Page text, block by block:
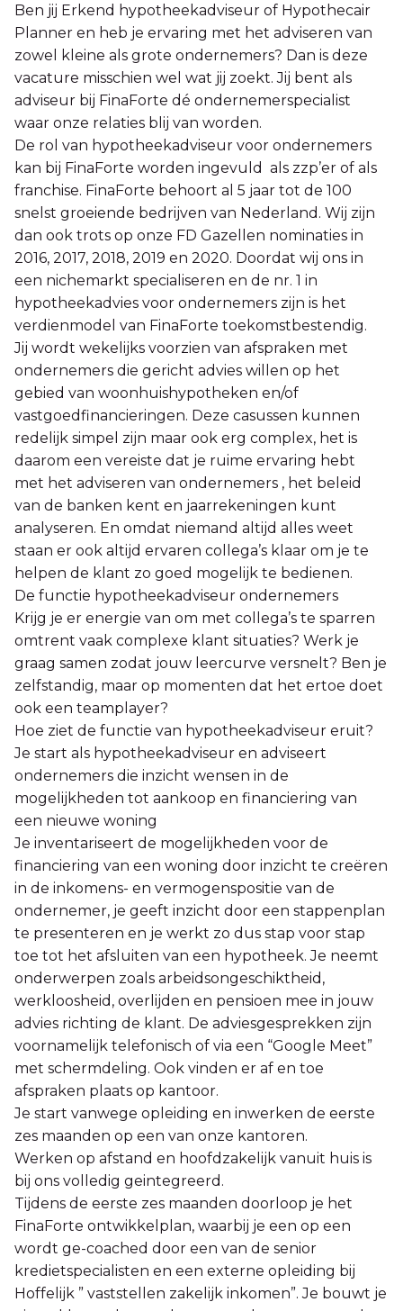
Ben jij Erkend hypotheekadviseur of Hypothecair
Planner en heb je ervaring met het adviseren van
zowel kleine als grote ondernemers? Dan is deze
vacature misschien wel wat jij zoekt. Jij bent als
adviseur bij FinaForte dé ondernemerspecialist
waar onze relaties blij van worden.
De rol van hypotheekadviseur voor ondernemers
kan bij FinaForte worden ingevuld als zzp’er of als
franchise. FinaForte behoort al 5 jaar tot de 100
snelst groeiende bedrijven van Nederland. Wij zijn
dan ook trots op onze FD Gazellen nominaties in
2016, 2017, 2018, 2019 en 2020. Doordat wij ons in
een nichemarkt specialiseren en de nr. 1 in
hypotheekadvies voor ondernemers zijn is het
verdienmodel van FinaForte toekomstbestendig.
Jij wordt wekelijks voorzien van afspraken met
ondernemers die gericht advies willen op het
gebied van woonhuishypotheken en/of
vastgoedfinancieringen. Deze casussen kunnen
redelijk simpel zijn maar ook erg complex, het is
daarom een vereiste dat je ruime ervaring hebt
met het adviseren van ondernemers , het beleid
van de banken kent en jaarrekeningen kunt
analyseren. En omdat niemand altijd alles weet
staan er ook altijd ervaren collega’s klaar om je te
helpen de klant zo goed mogelijk te bedienen.
De functie hypotheekadviseur ondernemers
Krijg je er energie van om met collega’s te sparren
omtrent vaak complexe klant situaties? Werk je
graag samen zodat jouw leercurve versnelt? Ben je
zelfstandig, maar op momenten dat het ertoe doet
ook een teamplayer?
Hoe ziet de functie van hypotheekadviseur eruit?
Je start als hypotheekadviseur en adviseert
ondernemers die inzicht wensen in de
mogelijkheden tot aankoop en financiering van
een nieuwe woning
Je inventariseert de mogelijkheden voor de
financiering van een woning door inzicht te creëren
in de inkomens- en vermogenspositie van de
ondernemer, je geeft inzicht door een stappenplan
te presenteren en je werkt zo dus stap voor stap
toe tot het afsluiten van een hypotheek. Je neemt
onderwerpen zoals arbeidsongeschiktheid,
werkloosheid, overlijden en pensioen mee in jouw
advies richting de klant. De adviesgesprekken zijn
voornamelijk telefonisch of via een “Google Meet”
met schermdeling. Ook vinden er af en toe
afspraken plaats op kantoor.
Je start vanwege opleiding en inwerken de eerste
zes maanden op een van onze kantoren.
Werken op afstand en hoofdzakelijk vanuit huis is
bij ons volledig geintegreerd.
Tijdens de eerste zes maanden doorloop je het
FinaForte ontwikkelplan, waarbij je een op een
wordt ge-coached door een van de senior
kredietspecialisten en een externe opleiding bij
Hoffelijk ” vaststellen zakelijk inkomen”. Je bouwt je